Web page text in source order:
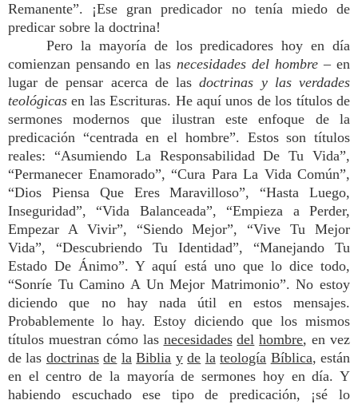
Remanente”. ¡Ese gran predicador no tenía miedo de
predicar sobre la doctrina!
Pero la mayoría de los predicadores hoy en día
comienzan pensando en las necesidades del hombre – en
lugar de pensar acerca de lasdoctrinas y las verdades
teológicas en las Escrituras. He aquí unos de los títulos de
sermones modernos que ilustran este enfoque de la
predicación “centrada en el hombre”. Estos son títulos
reales: “Asumiendo La Responsabilidad De Tu Vida”,
“Permanecer Enamorado”, “Cura Para La Vida Común”,
“Dios Piensa Que Eres Maravilloso”, “Hasta Luego,
Inseguridad”, “Vida Balanceada”, “Empieza a Perder,
Empezar A Vivir”, “Siendo Mejor”, “Vive Tu Mejor
Vida”, “Descubriendo Tu Identidad”, “Manejando Tu
Estado De Ánimo”. Y aquí está uno que lo dice todo,
“Sonríe Tu Camino A Un Mejor Matrimonio”. No estoy
diciendo que no hay nada útil en estos mensajes.
Probablemente lo hay. Estoy diciendo que los mismos
títulos muestran cómo las necesidades del hombre, en vez
de las doctrinas de la Biblia y de la teología Bíblica, están
en el centro de la mayoría de sermones hoy en día. Y
habiendo escuchado ese tipo de predicación, ¡sé lo